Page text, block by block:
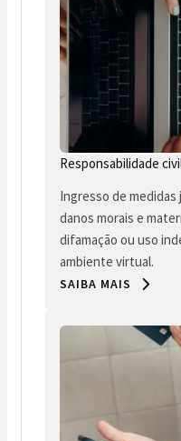
Responsabilidade
Ingresso de medidas
danos morais e
difamação ou uso
ambiente virtual.
SAIBA MAIS